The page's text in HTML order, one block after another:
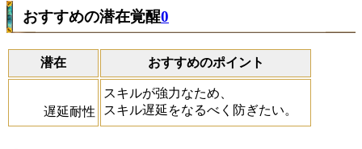
おすすめの潜在覚醒0
潜在 おすすめのポイント
遅延耐性
スキルが強力なため、
スキル遅延をなるべく防ぎたい。